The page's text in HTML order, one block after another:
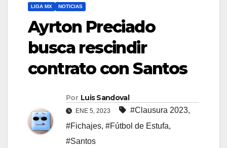
LIGA MX NOTICIAS
Ayrton Preciado
busca rescindir
contrato con Santos
Por Luis Sandoval
ENE 5, 2023 #Clausura 2023,
#Fichajes, #Fútbol de Estufa,
#Santos